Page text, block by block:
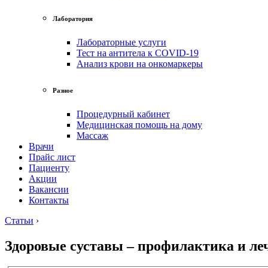
Лаборатория
Лабораторные услуги
Тест на антитела к COVID-19
Анализ крови на онкомаркеры
Разное
Процедурный кабинет
Медицинская помощь на дому
Массаж
Врачи
Прайс лист
Пациенту
Акции
Вакансии
Контакты
Статьи ›
Здоровые суставы – профилактика и